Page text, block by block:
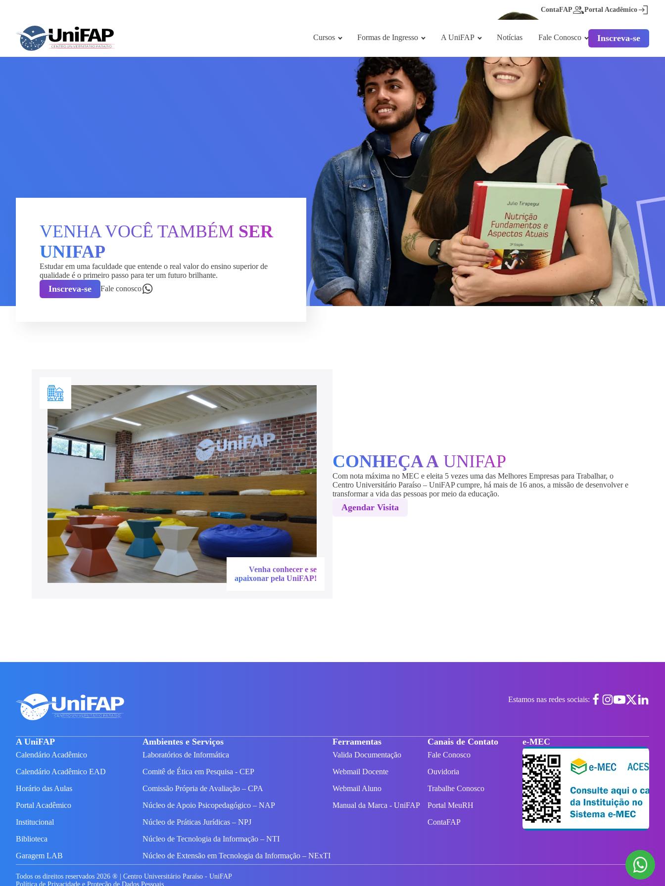
ContaFAP Portal Acadêmico
Cursos Formas de Ingresso A UniFAP Notícias Fale Conosco Inscreva-se
VENHA VOCÊ TAMBÉM SER
UNIFAP
Estudar em uma faculdade que entende o real valor do ensino superior de
qualidade é o primeiro passo para ter um futuro brilhante.
Inscreva-se Fale conosco
Venha conhecer e se
apaixonar pela UniFAP!
CONHEÇA A UNIFAP
Com nota máxima no MEC e eleita 5 vezes uma das Melhores Empresas para Trabalhar, o
Centro Universitário Paraíso – UniFAP cumpre, há mais de 16 anos, a missão de desenvolver e
transformar a vida das pessoas por meio da educação.
Agendar Visita
Estamos nas redes sociais:
A UniFAP
Calendário Acadêmico
Calendário Acadêmico EAD
Horário das Aulas
Portal Acadêmico
Institucional
Biblioteca
Garagem LAB
Ambientes e Serviços
Laboratórios de Informática
Comitê de Ética em Pesquisa - CEP
Comissão Própria de Avaliação – CPA
Núcleo de Apoio Psicopedagógico – NAP
Núcleo de Práticas Jurídicas – NPJ
Núcleo de Tecnologia da Informação – NTI
Núcleo de Extensão em Tecnologia da Informação – NExTI
Ferramentas
Valida Documentação
Webmail Docente
Webmail Aluno
Manual da Marca - UniFAP
Canais de Contato
Fale Conosco
Ouvidoria
Trabalhe Conosco
Portal MeuRH
ContaFAP
e-MEC
Todos os direitos reservados 2026 ® | Centro Universitário Paraíso - UniFAP
Política de Privacidade e Proteção de Dados Pessoais